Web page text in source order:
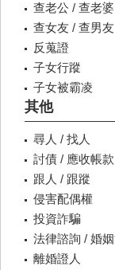
查老公 / 查老婆
查女友 / 查男友
反蒐證
子女行蹤
子女被霸凌
其他
尋人 / 找人
討債 / 應收帳款
跟人 / 跟蹤
侵害配偶權
投資詐騙
法律諮詢 / 婚
離婚證人